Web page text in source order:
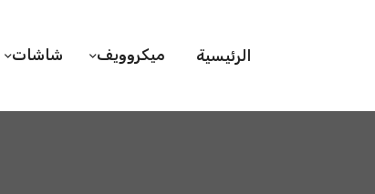
الرئيسية ميكروويف شاشات